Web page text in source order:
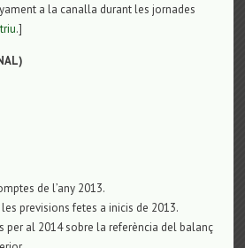
a la canalla durant les jornades
.]
de l’any 2013.
previsions fetes a inicis de 2013.
per al 2014 sobre la referència del balanç